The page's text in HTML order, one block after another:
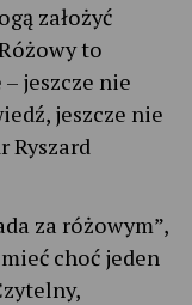
założyć
to
jeszcze nie
jeszcze nie
Ryszard
za różowym”,
choć jeden